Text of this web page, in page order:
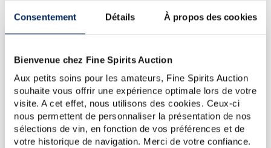
Consentement Détails À propos des cookies
Bienvenue chez Fine Spirits Auction
Aux petits soins pour les amateurs, Fine Spirits Auction
souhaite vous offrir une expérience optimale lors de votre
visite. A cet effet, nous utilisons des cookies. Ceux-ci
nous permettent de personnaliser la présentation de nos
sélections de vin, en fonction de vos préférences et de
votre historique de navigation. Merci de votre confiance.
12/06/2026
08/03/2024
309€
VOUS POSSÉDEZ
UN SPIRITUEUX IDENTIQUE ?
VENDEZ-LE !